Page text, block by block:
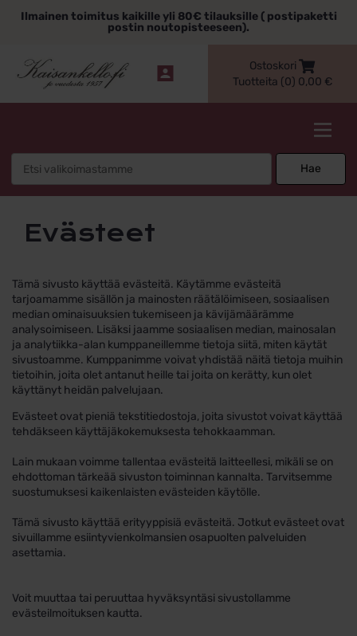
sisältöönIlmainen toimitus kaikille yli 80€ tilauksille ( postipaketti
postin noutopisteeseen).
Ostoskori
Tuotteita (0) 0,00 €
Hae
Evästeet
Tämä sivusto käyttää evästeitä. Käytämme evästeitä
tarjoamamme sisällön ja mainosten räätälöimiseen, sosiaalisen
median ominaisuuksien tukemiseen ja kävijämäärämme
analysoimiseen. Lisäksi jaamme sosiaalisen median, mainosalan
ja analytiikka-alan kumppaneillemme tietoja siitä, miten käytät
sivustoamme. Kumppanimme voivat yhdistää näitä tietoja muihin
tietoihin, joita olet antanut heille tai joita on kerätty, kun olet
käyttänyt heidän palvelujaan.
Evästeet ovat pieniä tekstitiedostoja, joita sivustot voivat käyttää
tehdäkseen käyttäjäkokemuksesta tehokkaamman.
Lain mukaan voimme tallentaa evästeitä laitteellesi, mikäli se on
ehdottoman tärkeää sivuston toiminnan kannalta. Tarvitsemme
suostumuksesi kaikenlaisten evästeiden käytölle.
Tämä sivusto käyttää erityyppisiä evästeitä. Jotkut evästeet ovat
sivuillamme esiintyvienkolmansien osapuolten palveluiden
asettamia.
Voit muuttaa tai peruuttaa hyväksyntäsi sivustollamme
evästeilmoituksen kautta.